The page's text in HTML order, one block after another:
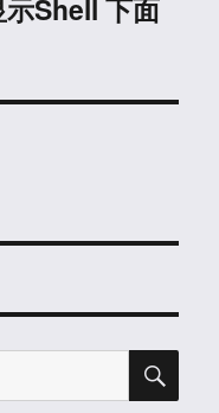
Shell 下面
搜